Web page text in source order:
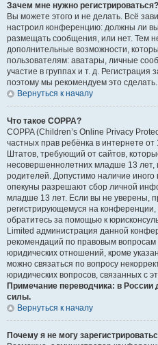
Зачем мне нужно регистрироваться?
Вы можете этого и не делать. Всё
настроил конференцию: должны ли вы
размещать сообщения, или нет. Тем
дополнительные возможности,
пользователям: аватары, личные
участие в группах и т. д. Регистрация
поэтому мы рекомендуем это сделать.
Вернуться к началу
Что такое COPPA?
COPPA (Children’s Online Privacy
частных прав ребёнка в интернете
Штатов, требующий от сайтов,
несовершеннолетних младше 13 лет,
родителей. Допустимо наличие иного
опекуны разрешают сбор личной
младше 13 лет. Если вы не уверены,
регистрирующемуся на
обратитесь за помощью к
Limited администрация данной
рекомендаций по правовым вопросам
юридических отношений, кроме
можно связаться по вопросу
юридических вопросов, связанных с
Примечание переводчика: в
силы.
Вернуться к началу
Почему я не могу